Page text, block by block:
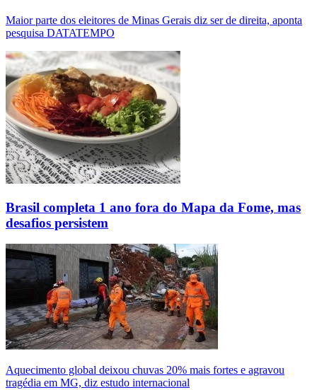
Maior parte dos eleitores de Minas Gerais diz ser de direita, aponta
pesquisa DATATEMPO
Brasil completa 1 ano fora do Mapa da Fome, mas
desafios persistem
Aquecimento global deixou chuvas 20% mais fortes e agravou
tragédia em MG, diz estudo internacional